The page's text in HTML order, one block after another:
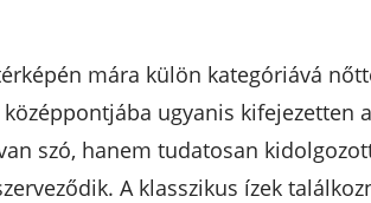
mára külön kategóriává
ugyanis
szó, hanem tudatosan
A klasszikus ízek